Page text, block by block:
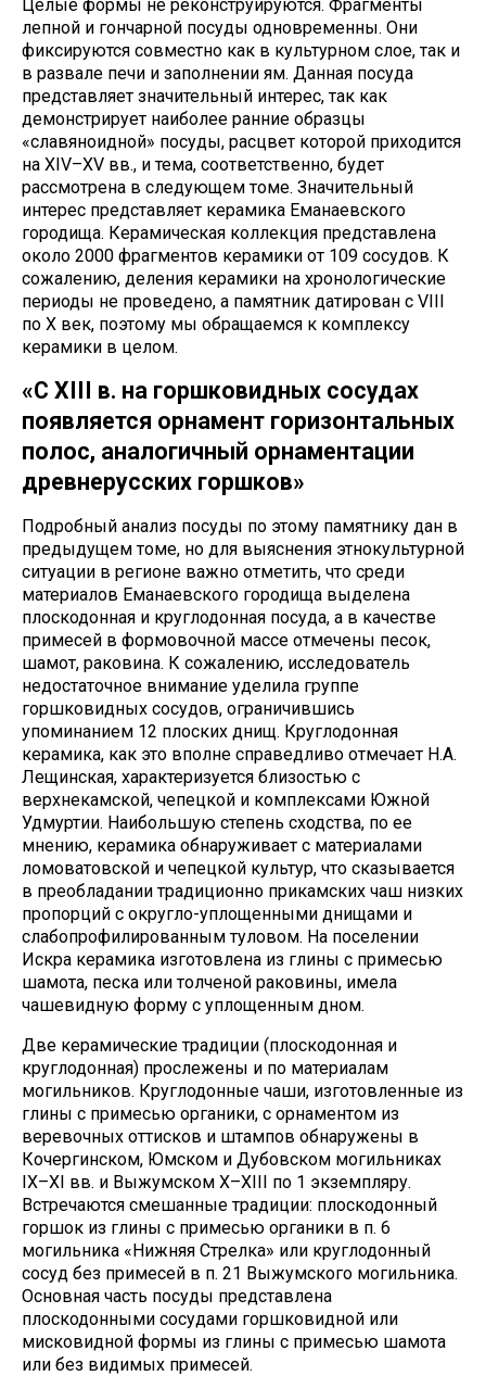
Целые формы не реконструируются. Фрагменты
лепной и гончарной посуды одновременны. Они
фиксируются совместно как в культурном слое, так и
в развале печи и заполнении ям. Данная посуда
представляет значительный интерес, так как
демонстрирует наиболее ранние образцы
«славяноидной» посуды, расцвет которой приходится
на XIV–XV вв., и тема, соответственно, будет
рассмотрена в следующем томе. Значительный
интерес представляет керамика Еманаевского
городища. Керамическая коллекция представлена
около 2000 фрагментов керамики от 109 сосудов. К
сожалению, деления керамики на хронологические
периоды не проведено, а памятник датирован с VIII
по X век, поэтому мы обращаемся к комплексу
керамики в целом.
«C XIII в. на горшковидных сосудах
появляется орнамент горизонтальных
полос, аналогичный орнаментации
древнерусских горшков»
Подробный анализ посуды по этому памятнику дан в
предыдущем томе, но для выяснения этнокультурной
ситуации в регионе важно отметить, что среди
материалов Еманаевского городища выделена
плоскодонная и круглодонная посуда, а в качестве
примесей в формовочной массе отмечены песок,
шамот, раковина. К сожалению, исследователь
недостаточное внимание уделила группе
горшковидных сосудов, ограничившись
упоминанием 12 плоских днищ. Круглодонная
керамика, как это вполне справедливо отмечает Н.А.
Лещинская, характеризуется близостью с
верхнекамской, чепецкой и комплексами Южной
Удмуртии. Наибольшую степень сходства, по ее
мнению, керамика обнаруживает с материалами
ломоватовской и чепецкой культур, что сказывается
в преобладании традиционно прикамских чаш низких
пропорций с округло-уплощенными днищами и
слабопрофилированным туловом. На поселении
Искра керамика изготовлена из глины с примесью
шамота, песка или толченой раковины, имела
чашевидную форму с уплощенным дном.
Две керамические традиции (плоскодонная и
круглодонная) прослежены и по материалам
могильников. Круглодонные чаши, изготовленные из
глины с примесью органики, с орнаментом из
веревочных оттисков и штампов обнаружены в
Кочергинском, Юмском и Дубовском могильниках
IX–XI вв. и Выжумском X–XIII по 1 экземпляру.
Встречаются смешанные традиции: плоскодонный
горшок из глины с примесью органики в п. 6
могильника «Нижняя Стрелка» или круглодонный
сосуд без примесей в п. 21 Выжумского могильника.
Основная часть посуды представлена
плоскодонными сосудами горшковидной или
мисковидной формы из глины с примесью шамота
или без видимых примесей.